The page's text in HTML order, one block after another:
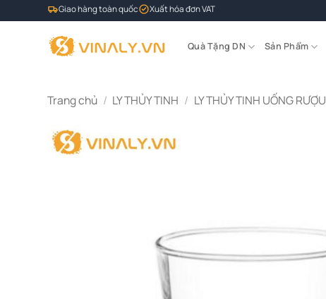
qua
Giao hàng toàn quốc Xuất hóa đơn VAT
Quà Tặng DN Sản Phẩm
Trang chủ / LY THỦY TINH / LY THỦY TINH UỐNG RƯỢU